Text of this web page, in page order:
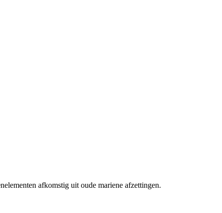
afkomstig uit oude mariene afzettingen.